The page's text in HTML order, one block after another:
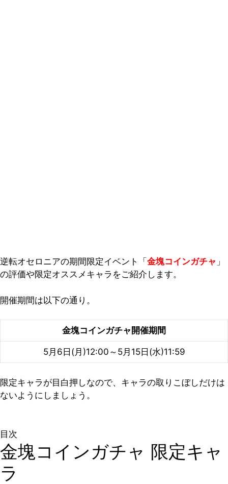
逆転オセロニアの期間限定イベント「 金塊コインガチャ 」
の評価や限定オススメキャラをご紹介します。
開催期間は以下の通り。
金塊コインガチャ開催期間
5月6日(月)12:00～5月15日(水)11:59
限定キャラが目白押しなので、キャラの取りこぼしだけは
ないようにしましょう。
目次
金塊コインガチャ 限定キャ
ラ